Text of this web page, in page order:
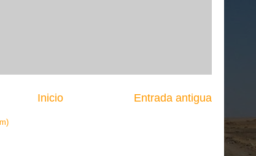
Entrada antigua
Inicio